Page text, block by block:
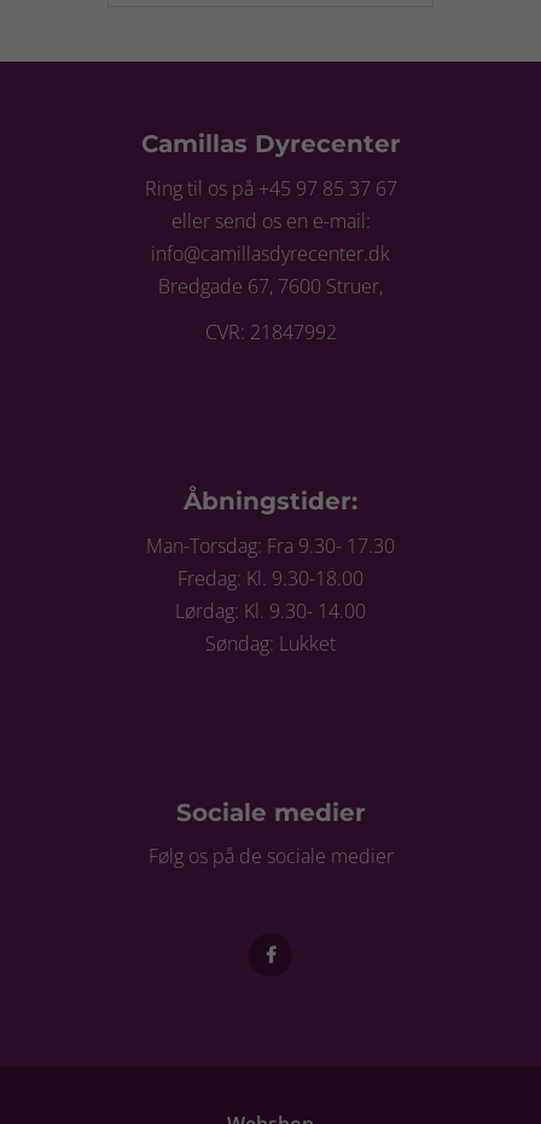
Camillas Dyrecenter
Ring til os på +45 97 85 37 67
eller send os en e-mail:
info@camillasdyrecenter.dk
Bredgade 67, 7600 Struer,
CVR: 21847992
Åbningstider:
Man-Torsdag: Fra 9.30- 17.30
Fredag: Kl. 9.30-18.00
Lørdag: Kl. 9.30- 14.00
Søndag: Lukket
Sociale medier
Følg os på de sociale medier